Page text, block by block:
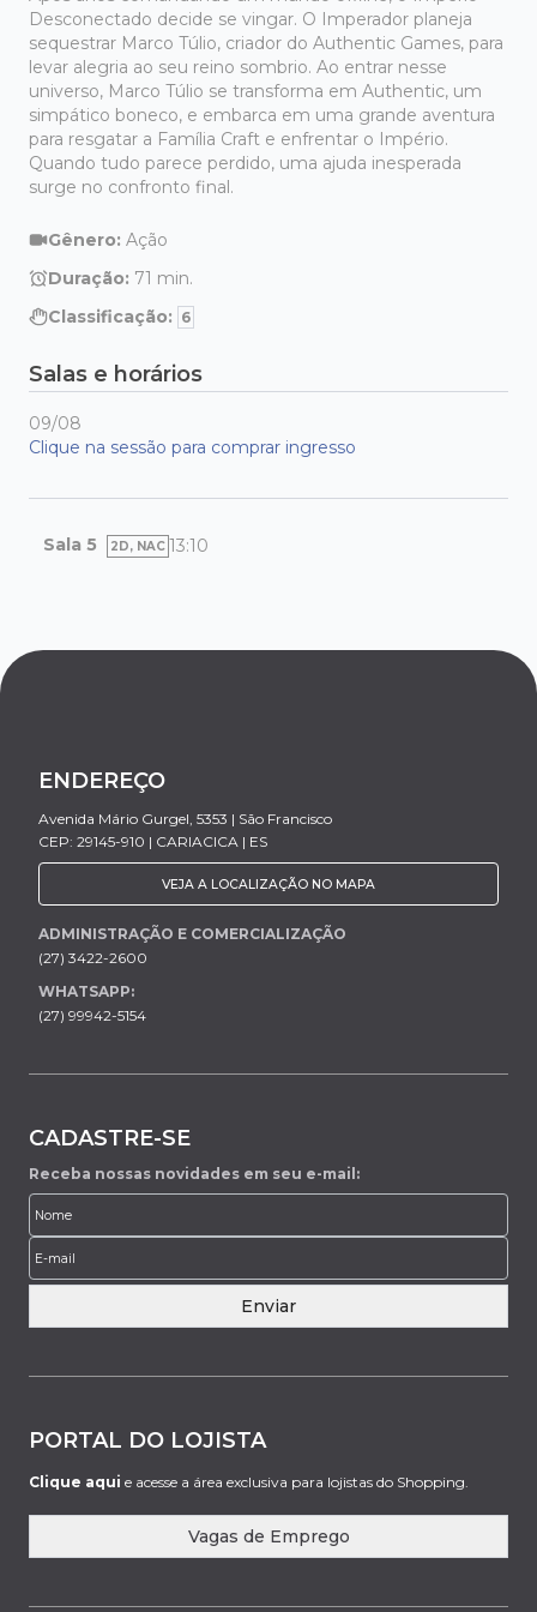
Desconectado decide se vingar. O Imperador planeja
sequestrar Marco Túlio, criador do Authentic Games, para
levar alegria ao seu reino sombrio. Ao entrar nesse
universo, Marco Túlio se transforma em Authentic, um
simpático boneco, e embarca em uma grande aventura
para resgatar a Família Craft e enfrentar o Império.
Quando tudo parece perdido, uma ajuda inesperada
surge no confronto final.
Gênero: Ação
Duração: 71 min.
Classificação: 6
Salas e horários
09/08
Clique na sessão para comprar ingresso
Sala 5 2D, NAC 13:10
ENDEREÇO
Avenida Mário Gurgel, 5353 | São Francisco
CEP: 29145-910 | CARIACICA | ES
VEJA A LOCALIZAÇÃO NO MAPA
ADMINISTRAÇÃO E COMERCIALIZAÇÃO
(27) 3422-2600
WHATSAPP:
(27) 99942-5154
CADASTRE-SE
Receba nossas novidades em seu e-mail:
Enviar
PORTAL DO LOJISTA
Clique aqui e acesse a área exclusiva para lojistas do Shopping.
Vagas de Emprego